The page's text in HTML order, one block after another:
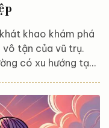
khao khám phá
vô tận của vũ trụ.
có xu hướng tạo
với những đặc
con đường sự